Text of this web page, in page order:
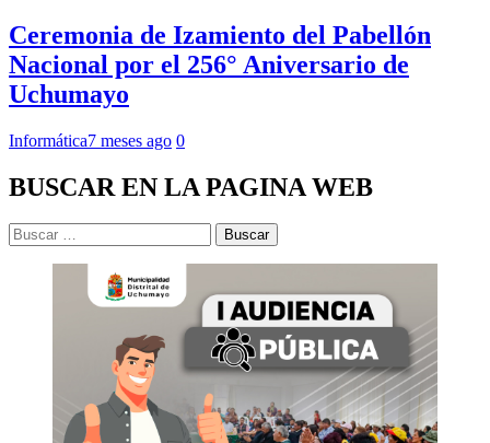
Ceremonia de Izamiento del Pabellón
Nacional por el 256° Aniversario de
Uchumayo
Informática7 meses ago 0
BUSCAR EN LA PAGINA WEB
Buscar: